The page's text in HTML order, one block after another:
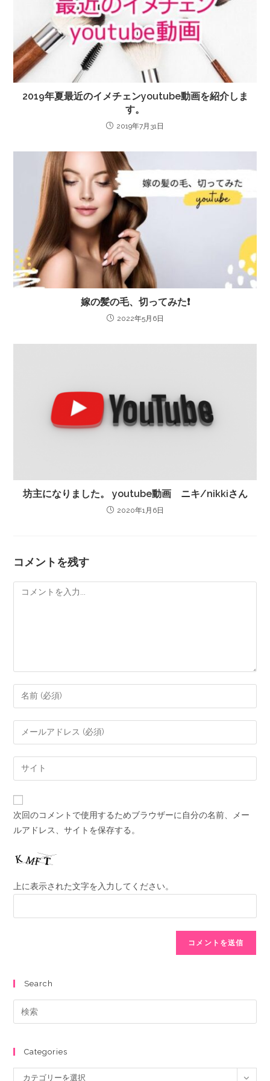
2019年夏最近のイメチェンyoutube動画を紹介しま
す。
2019年7月31日
嫁の髪の毛、切ってみた❗️
2022年5月6日
坊主になりました。 youtube動画 ニキ/nikkiさん
2020年1月6日
コメントを残す
次回のコメントで使用するためブラウザーに自分の名前、メー
ルアドレス、サイトを保存する。
上に表示された文字を入力してください。
Search
Categories
カテゴリーを選択